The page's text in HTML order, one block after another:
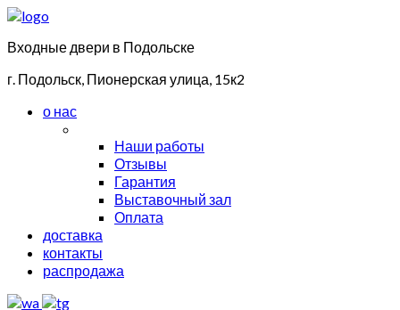
Входные двери в Подольске
г. Подольск, Пионерская улица, 15к2
о нас
Наши работы
Отзывы
Гарантия
Выставочный зал
Оплата
доставка
контакты
распродажа